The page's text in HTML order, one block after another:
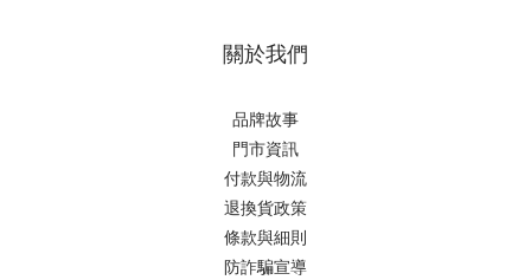
關於我們
品牌故事
門市資訊
付款與物流
退換貨政策
條款與細則
防詐騙宣導